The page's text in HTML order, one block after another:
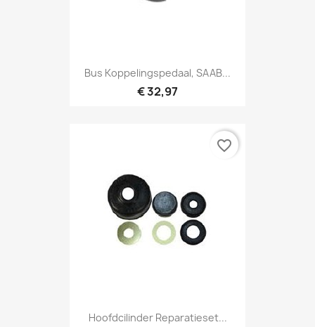
Bus Koppelingspedaal, SAAB...
€ 32,97
Hoofdcilinder Reparatieset...
favorite_border